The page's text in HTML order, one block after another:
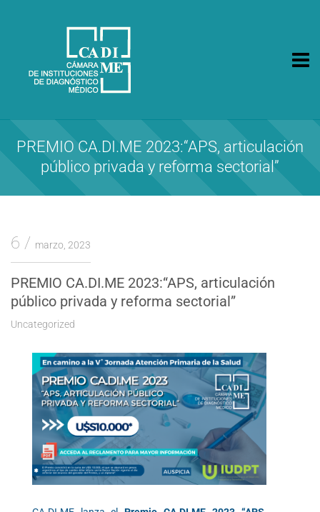
CA.DI.ME.
Cámara de Instituciones de Diagnóstico Médico
PREMIO CA.DI.ME 2023:“APS, articulación
público privada y reforma sectorial”
6 marzo, 2023
PREMIO CA.DI.ME 2023:“APS, articulación
público privada y reforma sectorial”
Uncategorized